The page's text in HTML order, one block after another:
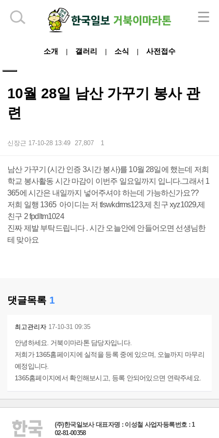
소개 갤러리 소식 사전접수
10월 28일 남산 가꾸기 봉사 관
련
신장근 17-10-28 13:49 27,807 1
본문
남산 가꾸기 (시간 인증 3시간 봉사)를 10월 28일에 했는데 저희
학교 봉사활동 시간 마감이 이번주 일요일까지 입니다.그래서 1
365에 시간은 내일까지 넣어주셔야 하는데 가능하신가요??
저희 일행 1365 아이디는 저 tlswkdrms123,제 친구 xyz1029,제
친구 2 fpdltm1024
진짜 제발 부탁드립니다 . 시간 오늘안에 안들어오면 선생님한
테 맞아요
댓글목록 1
최고관리자 17-10-31 09:35
안녕하세요. 거북이마라톤 담당자입니다.
저희가 1365홈페이지에 실적을 등록 중에 있으며, 오늘까지 마무리
예정입니다.
1365홈페이지에서 확인해보시고, 등록 안되어있으면 연락주세요.
하단 영역
(주)한국일보사 대표자명 : 이성철 사업자등록번호 : 1
02-81-00358